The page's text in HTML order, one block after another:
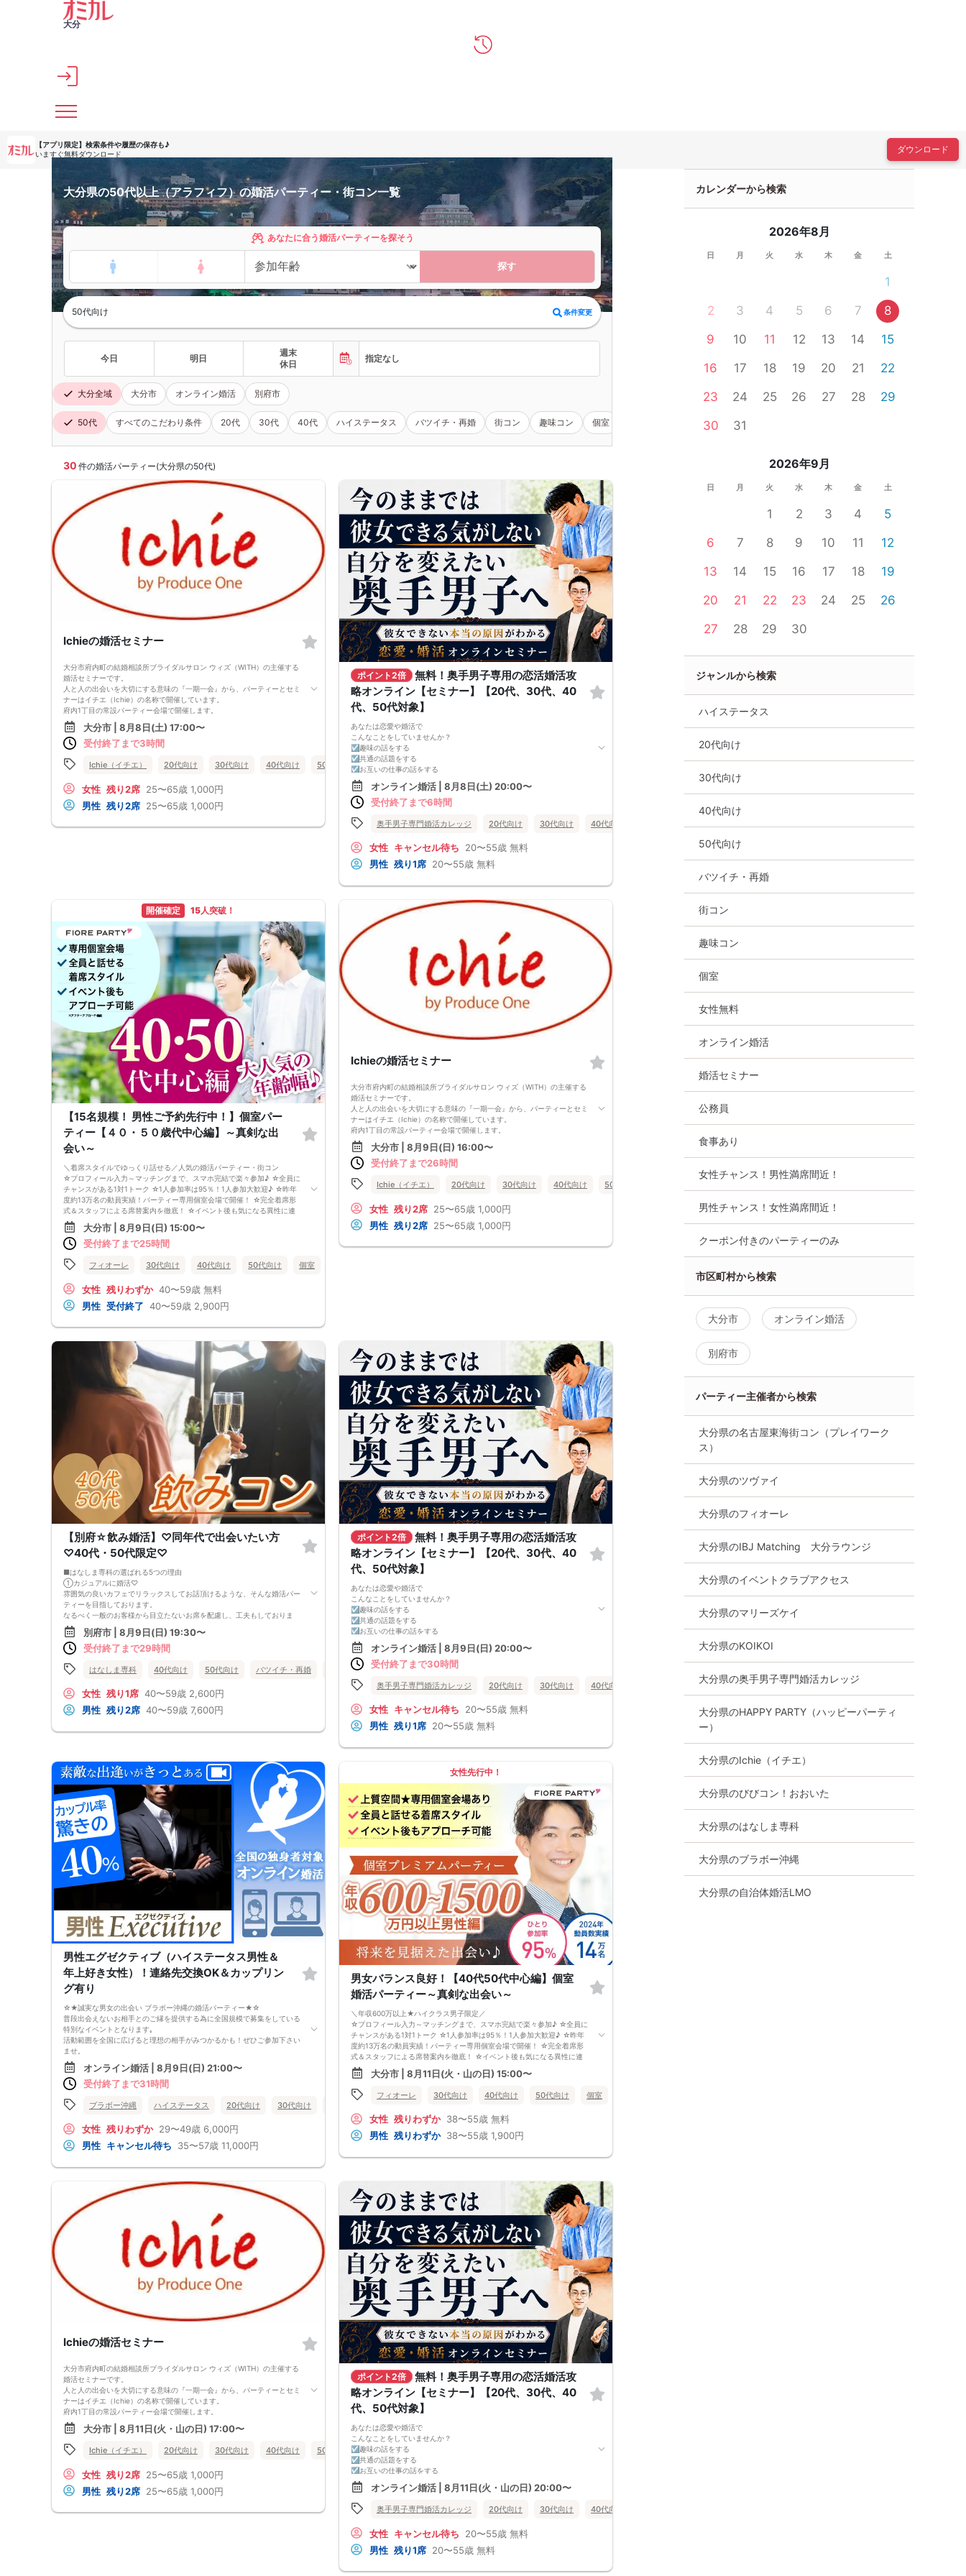
メインコンテンツへスキップ
大分
【アプリ限定】 検索条件や履歴の保存も♪
いますぐ無料ダウンロード
ダウンロード
大分県の50代以上（アラフィフ）の婚活パーティー・街コン一覧
あなたに合う婚活パーティーを探そう
探す
50代向け 条件変更
今日 明日
週末
休日
指定なし
大分全域 大分市 オンライン婚活 別府市
50代 すべてのこだわり条件 20代 30代 40代 ハイステータス バツイチ・再婚 街コン 趣味コン 個室 オンライン婚活
30 件の婚活パーティー(大分県の50代)
Ichieの婚活セミナー
大分市府内町の結婚相談所ブライダルサロン ウィズ（WITH）の主催する
婚活セミナーです。
人と人の出会いを大切にする意味の『一期一会』から、パーティーとセミ
ナーはイチエ（Ichie）の名称で開催しています。
府内1丁目の常設パーティー会場で開催します。
大分市府内町で結婚相談所を開設してから、9年となります。有難いこと
に9年間でたくさんの方の出会いや結婚のお手伝いをすることが出来まし
た。
そこで『結婚をしたい3100人の方との出会いから婚活中の方にお伝えし
サブテーマは、 ～2026年も毎月複数の成婚者が出ている結婚相談所が
ノウハウをお伝えします～ です。
内容は、婚活パーティーの活用方法、パーティーでのプロフィールの書き
手な方、
お申込み者の性別、年齢、ご要望に合わせた内容で、実践できるお役に立
つセミナーにしていきたいと思っています。
また参加者様の質問にもお答えしていきます。
皆様からのお申込みを心よりお待ちしています。
大分市 | 8月8日(土) 17:00〜
受付終了まで3時間
Ichie（イチエ） 20代向け 30代向け 40代向け 50代向け 婚活セミナー 大分県
女性 残り2席 25〜65歳 1,000円
男性 残り2席 25〜65歳 1,000円
ポイント2倍
無料！奥手男子専用の恋活婚活攻
略オンライン【セミナー】【20代、30代、40
代、50代対象】
あなたは恋愛や婚活で
こんなことをしていませんか？
☑趣味の話をする
☑共通の話題をする
☑お互いの仕事の話をする
☑家族や将来について話をする
☑食事の話をする
☑好印象に思ってもらうために
☑経験を積むために出会いの数を増やす
奥手男子に合わない方法です。
なぜなら、趣味や共通の話題などをしても
それだけでは、女性は好きにはなってくれない。
次につなげようとすればするほど、
男性中心で考えていることが伝わり、
気づかないうちに「女性の信頼」を失ってしまう。
さらに、出会いの数を増やしても
気になる女性を目の前にすると、
「好印象に思われたい。嫌われたくない。」
という気持ちが強くなり、
どうしても当たり障りない会話してしまう。
その結果、彼女できるチャンスを
逃している奥手男子がめっちゃ多いからです。
でも、安心してください！
今年こそは彼女できて
一緒に美味しいものを食べに行ったり、
映画に行ったり、旅行に行けるように、
「奥手男子専用の恋愛婚活攻略」
ぜひこの先を読み進めてみてください👇
その人のために必ず実施します
※はじめてセミナーに参加する方も
ビデオオフでも参加OKにしているので
安心してください
オンライン婚活 | 8月8日(土) 20:00〜
受付終了まで6時間
奥手男子専門婚活カレッジ 20代向け 30代向け 40代向け
女性 キャンセル待ち 20〜55歳 無料
男性 残り1席 20〜55歳 無料
開催確定 15人突破！
【15名規模！ 男性ご予約先行中！】個室パー
ティー【４０・５０歳代中心編】～真剣な出
会い～
＼着席スタイルでゆっくり話せる／人気の婚活パーティー・街コン
☆プロフィール入力～マッチングまで、スマホ完結で楽々参加♪ ☆全員に
チャンスがある1対1トーク ☆1人参加率は95％！1人参加大歓迎♪ ☆昨年
度約13万名の動員実績！パーティー専用個室会場で開催！ ☆完全着席形
式＆スタッフによる席替案内を徹底！ ☆イベント後も気になる異性に連
絡先が送れる♪（※アフターアプローチ機能） スタッフが最初から最後ま
で進行するので、フリータイムで放置されて人気の方と一度もお話できず
に気が付いたらイベント終了・・・ということは一切ありません！ 持ち
す） ・最新版Google Chromeか最新版Safariを使用可能なスマホ （こち
係上、カードスタイルに切り替えて催行する場合がございます。） ・な
るべくお釣銭がでないようご用意いただけますと幸いです。 ※集客状況に
応じてサムネイル等が変更になる場合がございます。 参加年齢と参加条
大分市 | 8月9日(日) 15:00〜
受付終了まで25時間
フィオーレ 30代向け 40代向け 50代向け 個室
女性 残りわずか 40〜59歳 無料
男性 受付終了 40〜59歳 2,900円
Ichieの婚活セミナー
大分市府内町の結婚相談所ブライダルサロン ウィズ（WITH）の主催する
婚活セミナーです。
人と人の出会いを大切にする意味の『一期一会』から、パーティーとセミ
ナーはイチエ（Ichie）の名称で開催しています。
府内1丁目の常設パーティー会場で開催します。
大分市府内町で結婚相談所を開設してから、9年となります。有難いこと
に9年間でたくさんの方の出会いや結婚のお手伝いをすることが出来まし
た。
そこで『結婚をしたい3100人の方との出会いから婚活中の方にお伝えし
サブテーマは、 ～2026年も毎月複数の成婚者が出ている結婚相談所が
ノウハウをお伝えします～ です。
内容は、婚活パーティーの活用方法、パーティーでのプロフィールの書き
手な方、
皆様からのお申込みを心よりお待ちしています。
大分市 | 8月9日(日) 16:00〜
受付終了まで26時間
Ichie（イチエ） 20代向け 30代向け 40代向け 50代向け
女性 残り2席 25〜65歳 1,000円
男性 残り2席 25〜65歳 1,000円
【別府☆飲み婚活】♡同年代で出会いたい方
♡40代・50代限定♡
■はなしま専科の選ばれる5つの理由
①カジュアルに婚活♡
雰囲気の良いカフェでリラックスしてお話頂けるような、そんな婚活パー
ティーを目指しております。
なるべく一般のお客様から目立たないお席を配慮し、工夫もしておりま
す。
②1人参加・同伴参加もOK♡
お一人様参加大歓迎！
③男女共に参加費を頂いております♡
おります。
カフェでの飲食料金も含まれております。
（企画内容によっては、スイーツ付き)
季節に合ったさまざまなイベントを企画しております。
はなしま専科では、結婚しま専科でのサポートも行っております。
なかなかカップリングしない・・・
デートが難しい・・・
という方も、プロのカウンセラー在籍の、結婚しま専科にてご相談いただ
き、あなたの出会いを全力でサポートさせて頂きます。
■開催人数目安
男女2対2〜8対8
■最少催行人数
男女2対2
■中止判断タイミング・中止連絡
開催時間の90分前までに、最少催行人数に満たない場合
中止連絡は、申込の携帯電話へショートメールでお送りします。
※弊社からのショートメールの受信許可設定をお願いします。
あり（ドリンク）(場合によってはスイーツ)
■注意事項
店舗様のご迷惑になりますので、店舗様へ直接電話等でのご連絡はおやめ
問い合わせは、弊社からお送りした予約完了メールに記載の問い合わせ先
まで、ご連絡をお願いします。
※オミカレでの会員登録にあたっては本人確認が必要となります。
別府市 | 8月9日(日) 19:30〜
受付終了まで29時間
はなしま専科 40代向け 50代向け バツイチ・再婚 街コン 大分県 別府市
女性 残り1席 40〜59歳 2,600円
男性 残り2席 40〜59歳 7,600円
ポイント2倍
無料！奥手男子専用の恋活婚活攻
略オンライン【セミナー】【20代、30代、40
代、50代対象】
あなたは恋愛や婚活で
こんなことをしていませんか？
☑趣味の話をする
☑共通の話題をする
☑お互いの仕事の話をする
☑家族や将来について話をする
☑食事の話をする
☑好印象に思ってもらうために
☑経験を積むために出会いの数を増やす
奥手男子に合わない方法です。
なぜなら、趣味や共通の話題などをしても
それだけでは、女性は好きにはなってくれない。
次につなげようとすればするほど、
気づかないうちに「女性の信頼」を失ってしまう。
さらに、出会いの数を増やしても
気になる女性を目の前にすると、
「好印象に思われたい。嫌われたくない。」
という気持ちが強くなり、
どうしても当たり障りない会話してしまう。
その結果、彼女できるチャンスを
逃している奥手男子がめっちゃ多いからです。
でも、安心してください！
今年こそは彼女できて
一緒に美味しいものを食べに行ったり、
映画に行ったり、旅行に行けるように、
「奥手男子専用の恋愛婚活攻略」
を用意しています！
ぜひこの先を読み進めてみてください👇
※講師の急用以外はたとえ参加人数が1人でも
その人のために必ず実施します
※はじめてセミナーに参加する方も
ビデオオフでも参加OKにしているので
安心してください
オンライン婚活 | 8月9日(日) 20:00〜
受付終了まで30時間
奥手男子専門婚活カレッジ 20代向け 30代向け 40代向け バツイチ・再婚 女性無料 オンライン婚活
女性 キャンセル待ち 20〜55歳 無料
男性 残り1席 20〜55歳 無料
男性エグゼクティブ（ハイステータス男性＆
年上好き女性）！連絡先交換OK＆カップリン
グ有り
☆★誠実な男女の出会い ブラボー沖縄の婚活パーティー★☆
普段出会えないお相手とのご縁を提供する為に全国規模で募集をしている
特別なイベントとなります｡
活動範囲を全国に広げると理想の相手がみつかるかも！ぜひご参加下さい
ませ。
【注意事項】
・全国各地に募集しております。お相手の居住地はご自身の居住地と異な
・本人様確認書類のご提示をお願いしております。免許証やマイナンバー
・確認書類を提示頂けない場合はご参加をお断りする場合も御座いますの
で予めご了承下さいませ。
・終了時刻は目安となります。正確な終了時刻はイベント開始時にスタッ
・直前の申込みや当日のキャンセルにより男女比が偏る可能性がございま
・最小催行人数 1対1、最大20名（男女比調整のため定員になる前にキャ
ンセル待ちとなる場合がございます）
・イベント開催時刻１時間前迄に最小催行人数に満たない場合は中止のご
連絡を差し上げます。
オンライン婚活 | 8月9日(日) 21:00〜
受付終了まで31時間
ブラボー沖縄 ハイステータス 20代向け 30代向け
女性 残りわずか 29〜49歳 6,000円
男性 キャンセル待ち 35〜57歳 11,000円
女性先行中！
男女バランス良好！【40代50代中心編】個室
婚活パーティー～真剣な出会い～
＼年収600万以上★ハイクラス男子限定／
☆プロフィール入力～マッチングまで、スマホ完結で楽々参加♪ ☆全員に
チャンスがある1対1トーク ☆1人参加率は95％！1人参加大歓迎♪ ☆昨年
度約13万名の動員実績！パーティー専用個室会場で開催！ ☆完全着席形
式＆スタッフによる席替案内を徹底！ ☆イベント後も気になる異性に連
絡先が送れる♪（※アフターアプローチ機能） スタッフが最初から最後ま
で進行するので、フリータイムで放置されて人気の方と一度もお話できず
に気が付いたらイベント終了・・・ということは一切ありません！ 持ち
物について ・ご本人様確認書類（無い場合はキャンセル扱いとなりま
らのパーティーはスマホを使用したパーティーになります。システムの関
係上、カードスタイルに切り替えて催行する場合がございます。） ・な
るべくお釣銭がでないようご用意いただけますと幸いです。 ※集客状況に
大分市 | 8月11日(火・山の日) 15:00〜
フィオーレ 30代向け 40代向け 50代向け 個室
女性 残りわずか 38〜55歳 無料
男性 残りわずか 38〜55歳 1,900円
Ichieの婚活セミナー
大分市府内町の結婚相談所ブライダルサロン ウィズ（WITH）の主催する
婚活セミナーです。
人と人の出会いを大切にする意味の『一期一会』から、パーティーとセミ
ナーはイチエ（Ichie）の名称で開催しています。
府内1丁目の常設パーティー会場で開催します。
大分市府内町で結婚相談所を開設してから、9年となります。有難いこと
に9年間でたくさんの方の出会いや結婚のお手伝いをすることが出来まし
た。
また、たくさんの婚活中の方とお話をさせて頂きました。
たいこと』がうまれました。
サブテーマは、 ～2026年も毎月複数の成婚者が出ている結婚相談所が
ノウハウをお伝えします～ です。
大分市 | 8月11日(火・山の日) 17:00〜
Ichie（イチエ） 20代向け 30代向け 40代向け 50代向け 婚活セミナー
女性 残り2席 25〜65歳 1,000円
男性 残り2席 25〜65歳 1,000円
ポイント2倍
無料！奥手男子専用の恋活婚活攻
略オンライン【セミナー】【20代、30代、40
代、50代対象】
あなたは恋愛や婚活で
こんなことをしていませんか？
☑趣味の話をする
☑共通の話題をする
☑お互いの仕事の話をする
☑家族や将来について話をする
☑食事の話をする
☑好印象に思ってもらうために
頑張って褒める
これらすべて、
奥手男子に合わない方法です。
なぜなら、趣味や共通の話題などをしても
オンライン婚活 | 8月11日(火・山の日) 20:00〜
奥手男子専門婚活カレッジ 20代向け 30代向け 40代向け
女性 キャンセル待ち 20〜55歳 無料
男性 残り1席 20〜55歳 無料
カレンダーから検索
2026年8月
日 月 火 水 木 金 土
1
2
3 4 5 6 7
8
9
10 11 12 13 14
15
16
17 18 19 20 21
22
23
24 25 26 27 28
29
30
31
2026年9月
日 月 火 水 木 金 土
1 2 3 4
5
6
7 8 9 10 11
12
13
14 15 16 17 18
19
20
21 22 23 24 25
26
27
28 29 30
ジャンルから検索
ハイステータス
20代向け
30代向け
40代向け
50代向け
バツイチ・再婚
街コン
趣味コン
個室
女性無料
オンライン婚活
婚活セミナー
公務員
食事あり
女性チャンス！男性満席間近！
男性チャンス！女性満席間近！
クーポン付きのパーティーのみ
市区町村から検索
大分市 オンライン婚活
別府市
パーティー主催者から検索
大分県の名古屋東海街コン（プレイワーク
ス）
大分県のツヴァイ
大分県のフィオーレ
大分県のIBJ Matching 大分ラウンジ
大分県のイベントクラブアクセス
大分県のマリーズケイ
大分県のKOIKOI
大分県の奥手男子専門婚活カレッジ
大分県のHAPPY PARTY（ハッピーパーティ
ー）
大分県のIchie（イチエ）
大分県のびびコン！おおいた
大分県のはなしま専科
大分県のブラボー沖縄
大分県の自治体婚活LMO